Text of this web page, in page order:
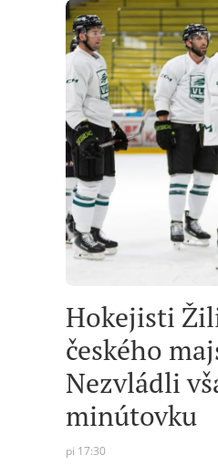
Hokejisti
českého
Nezvládli
minútovku
pi 17:30